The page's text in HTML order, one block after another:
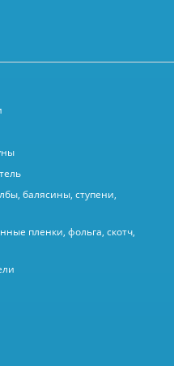
балясины, ступени,
пленки, фольга, скотч,